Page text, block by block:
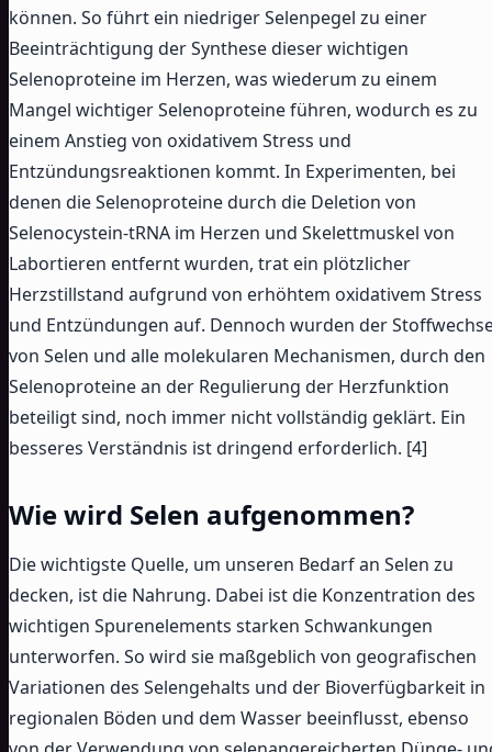
können. So führt ein niedriger Selenpegel zu einer
Beeinträchtigung der Synthese dieser wichtigen
Selenoproteine im Herzen, was wiederum zu einem
Mangel wichtiger Selenoproteine führen, wodurch es zu
einem Anstieg von oxidativem Stress und
Entzündungsreaktionen kommt. In Experimenten, bei
denen die Selenoproteine durch die Deletion von
Selenocystein-tRNA im Herzen und Skelettmuskel von
Labortieren entfernt wurden, trat ein plötzlicher
Herzstillstand aufgrund von erhöhtem oxidativem Stress
und Entzündungen auf. Dennoch wurden der
von Selen und alle molekularen Mechanismen, durch den
Selenoproteine an der Regulierung der Herzfunktion
beteiligt sind, noch immer nicht vollständig geklärt. Ein
besseres Verständnis ist dringend erforderlich. [4]
Wie wird Selen aufgenommen?
Die wichtigste Quelle, um unseren Bedarf an Selen zu
decken, ist die Nahrung. Dabei ist die Konzentration des
wichtigen Spurenelements starken Schwankungen
unterworfen. So wird sie maßgeblich von geografischen
Variationen des Selengehalts und der Bioverfügbarkeit in
regionalen Böden und dem Wasser beeinflusst, ebenso